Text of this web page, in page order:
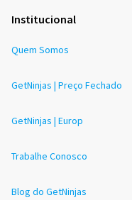
Institucional
Quem Somos
GetNinjas | Preço Fechado
GetNinjas | Europ
Trabalhe Conosco
Blog do GetNinjas